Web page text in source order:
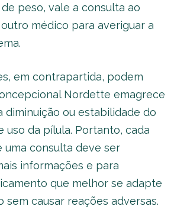
peso, vale a consulta ao
médico para averiguar a
em contrapartida, podem
Nordette emagrece
diminuição ou estabilidade do
uso da pílula. Portanto, cada
uma consulta deve ser
informações e para
que melhor se adapte
sem causar reações adversas.